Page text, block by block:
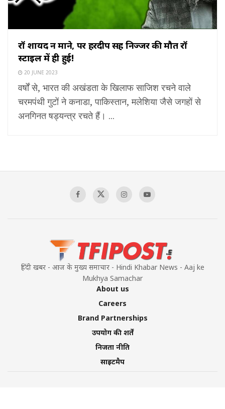
रॉ शायद न माने, पर हरदीप सिंह निज्जर की मौत रॉ
स्टाइल में ही हुई!
20 JUNE 2023
वर्षों से, भारत की अखंडता के खिलाफ साजिश रचने वाले
चरमपंथी गुटों ने कनाडा, पाकिस्तान, मलेशिया जैसे जगहों से
अनगिनत षड्यन्त्र रचते हैं। ...
हिंदी खबर - आज के मुख्य समाचार - Hindi Khabar News - Aaj ke
Mukhya Samachar
About us
Careers
Brand Partnerships
उपयोग की शर्तें
निजता नीति
साइटमैप